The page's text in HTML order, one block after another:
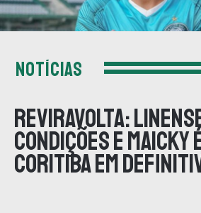
NOTÍCIAS
Reviravolta:
condições e Maicky
Coritiba em